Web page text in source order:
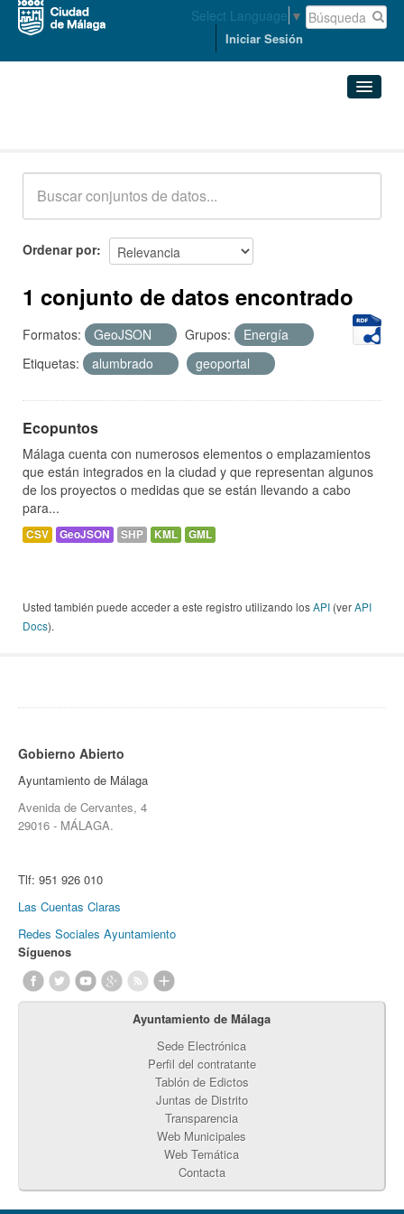
Select Language ▼
Iniciar Sesión
Acerca de
Ordenar por
1 conjunto de datos encontrado
Formatos: GeoJSON Grupos:
Energía
Etiquetas:
alumbrado geoportal
Ecopuntos
Málaga cuenta con numerosos elementos o emplazamientos
que están integrados en la ciudad y que representan algunos
de los proyectos o medidas que se están llevando a cabo
para...
CSV GeoJSON SHP KML GML
Usted también puede acceder a este registro utilizando losAPI (verAPI
Docs).
Gobierno Abierto
Ayuntamiento de Málaga
Avenida de Cervantes, 4
29016 - MÁLAGA.
Tlf: 951 926 010
Las Cuentas Claras
Redes Sociales Ayuntamiento
Síguenos
Ayuntamiento de Málaga
Sede Electrónica
Perfil del contratante
Tablón de Edictos
Juntas de Distrito
Transparencia
Web Municipales
Web Temática
Contacta